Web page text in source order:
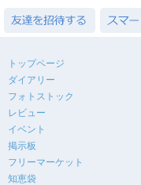
トップページ
ダイアリー
フォトストック
レビュー
イベント
掲示板
フリーマーケット
知恵袋